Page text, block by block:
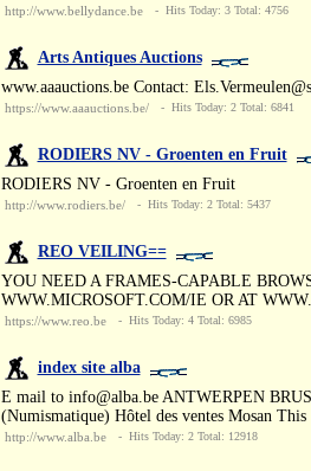
http://www.bellydance.be - Hits Today: 3 Total: 4756
Arts Antiques Auctions
www.aaauctions.be Contact:
https://www.aaauctions.be/ - Hits Today: 2 Total: 6841
RODIERS NV - Groenten en Fruit
RODIERS NV - Groenten en Fruit
http://www.rodiers.be/ - Hits Today: 2 Total: 5437
REO VEILING==
YOU NEED A FRAMES-CAPABLE
WWW.MICROSOFT.COM/IE OR AT
https://www.reo.be - Hits Today: 4 Total: 6985
index site alba
E mail to info@alba.be ANTWERPEN
(Numismatique) Hôtel des ventes Mosan
http://www.alba.be - Hits Today: 2 Total: 12918